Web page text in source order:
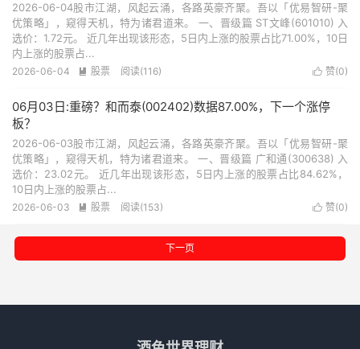
2026-06-04股市江湖，风起云涌，各路英豪齐聚。吾以「优易智研-聚
优策略」，窥得天机，特为诸君道来。 一、晋级篇 ST文峰(601010) 入
选价：1.72元。 近几年出现该形态，5日内上涨的股票占比71.00%，10日
内上涨的股票占...
 赞(0)
2026-06-04  股票 阅读(116)
06月03日:重磅？和而泰(002402)数据87.00%，下一个涨停
板？
2026-06-03股市江湖，风起云涌，各路英豪齐聚。吾以「优易智研-聚
优策略」，窥得天机，特为诸君道来。 一、晋级篇 广和通(300638) 入
选价：23.02元。 近几年出现该形态，5日内上涨的股票占比84.62%，
10日内上涨的股票占...
 赞(0)
2026-06-03  股票 阅读(153)
下一页